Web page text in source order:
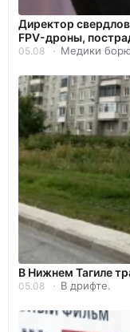
Директор
FPV-дроны,
05.08 Медики
В Нижнем Тагиле
05.08 В дрифте.